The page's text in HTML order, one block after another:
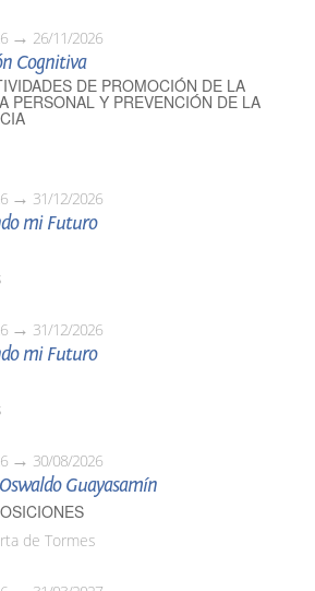
26/11/2026
Cognitiva
DE PROMOCIÓN DE LA
PERSONAL Y PREVENCIÓN DE LA
31/12/2026
mi Futuro
31/12/2026
mi Futuro
30/08/2026
Guayasamín
de Tormes